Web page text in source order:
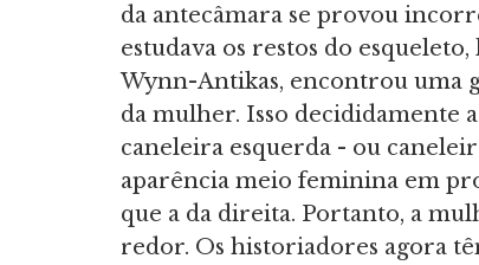
da antecâmara se provou
estudava os restos do
Wynn-Antikas, encontrou uma
da mulher. Isso decididamente
caneleira esquerda - ou
aparência meio feminina em
que a da direita. Portanto, a
redor. Os historiadores agora